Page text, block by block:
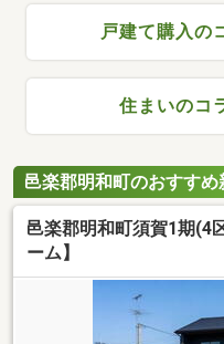
戸建て購入の
住まいのコ
邑楽郡明和町のおすすめ
邑楽郡明和町須賀1期(4
ーム】